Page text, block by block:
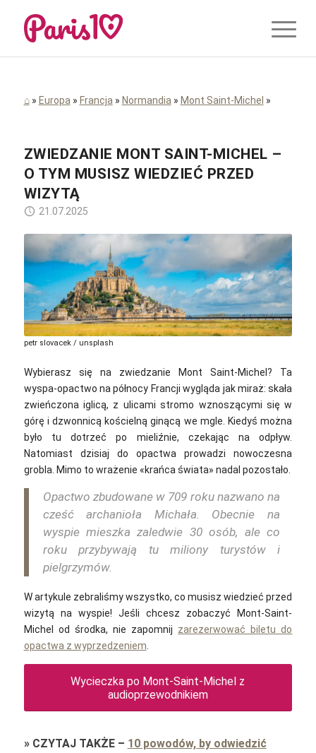
⌂» Europa » Francja » Normandia » Mont Saint-Michel »
ZWIEDZANIE MONT SAINT-MICHEL –
O TYM MUSISZ WIEDZIEĆ PRZED
WIZYTĄ
21.07.2025
petr slovacek / unsplash
Wybierasz się na zwiedzanie Mont Saint-Michel? Ta
wyspa-opactwo na północy Francji wygląda jak miraż: skała
zwieńczona iglicą, z ulicami stromo wznoszącymi się w
górę i dzwonnicą kościelną ginącą we mgle. Kiedyś można
było tu dotrzeć po mieliźnie, czekając na odpływ.
Natomiast dzisiaj do opactwa prowadzi nowoczesna
grobla. Mimo to wrażenie «krańca świata»‎ nadal pozostało.
Opactwo zbudowane w 709 roku nazwano na
cześć archanioła Michała. Obecnie na
wyspie mieszka zaledwie 30 osób, ale co
roku przybywają tu miliony turystów i
pielgrzymów.
W artykule zebraliśmy wszystko, co musisz wiedzieć przed
wizytą na wyspie! Jeśli chcesz zobaczyć Mont-Saint-
Michel od środka, nie zapomnij zarezerwować biletu do
opactwa z wyprzedzeniem
Wycieczka po Mont-Saint-Michel z
audioprzewodnikiem
» CZYTAJ TAKŻE– 10 powodów, by odwiedzić